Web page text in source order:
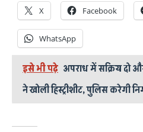
X Facebook
WhatsApp
इसे भी पढ़े अपराध में सक्रिय दो
ने खोली हिस्ट्रीशीट, पुलिस करेगी